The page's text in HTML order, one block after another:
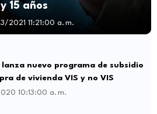
15 años
2021 11:21:00 a. m.
nuevo programa de subsidio
de vivienda VIS y no VIS
10:13:00 a. m.